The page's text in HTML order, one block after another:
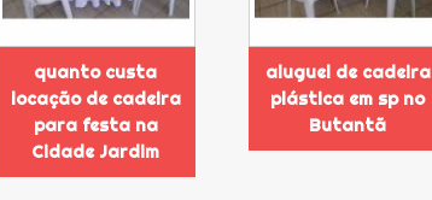
quanto custa
locação de cadeira
para festa na
Cidade Jardim
aluguel de cadeira
plástica em sp no
Butantã